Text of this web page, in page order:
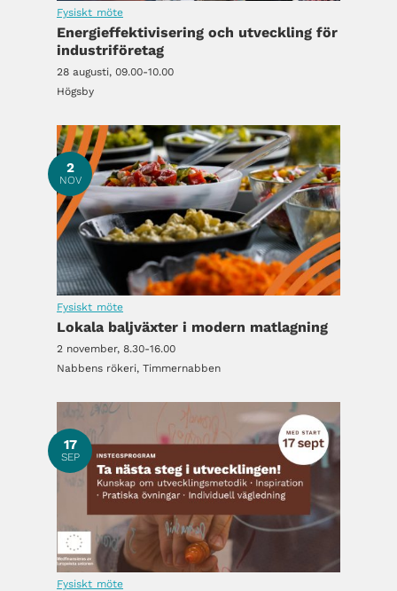
Fysiskt möte
Energieffektivisering och utveckling för
industriföretag
28 augusti, 09.00-10.00
Högsby
2
NOV
Fysiskt möte
Lokala baljväxter i modern matlagning
2 november, 8.30-16.00
Nabbens rökeri, Timmernabben
17
SEP
Fysiskt möte